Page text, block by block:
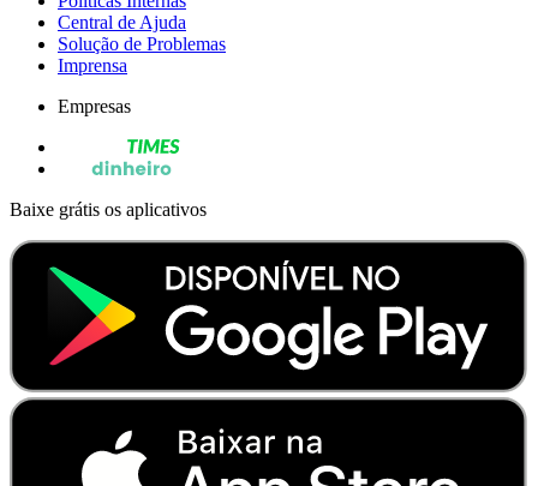
Central de Ajuda
Solução de Problemas
Imprensa
Empresas
Baixe grátis os aplicativos